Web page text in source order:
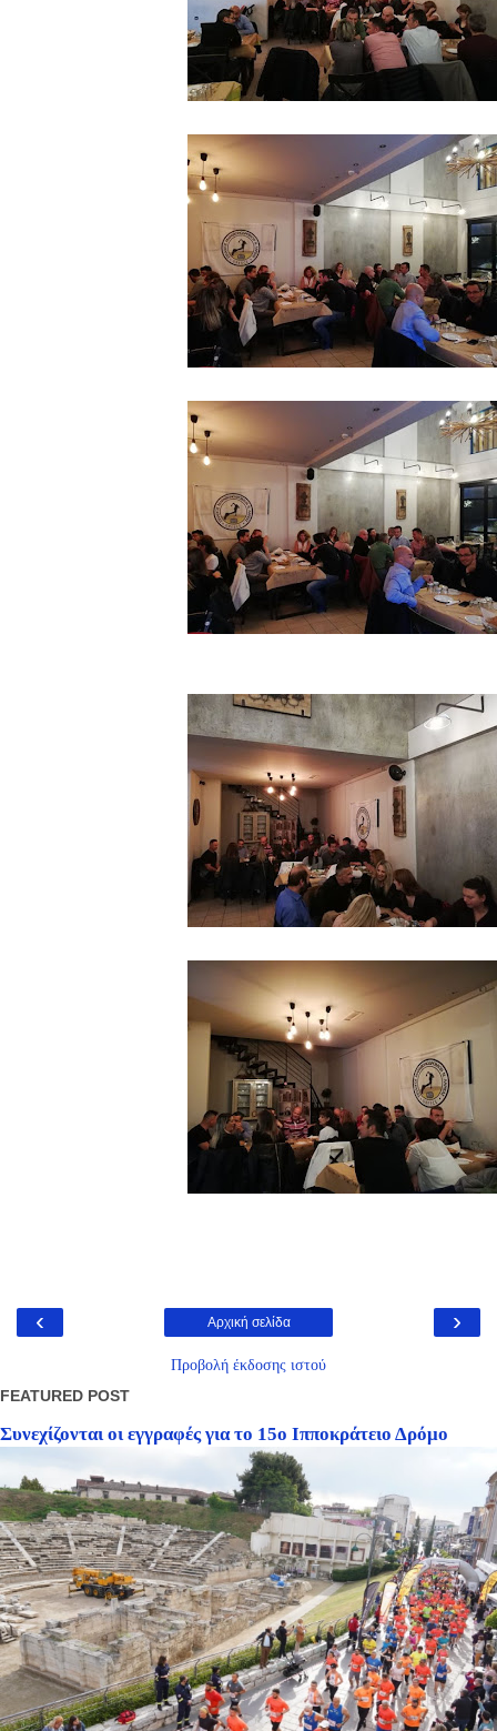
‹ ›
Αρχική σελίδα
Προβολή έκδοσης ιστού
FEATURED POST
Συνεχίζονται οι εγγραφές για το 15ο Ιπποκράτειο Δρόμο